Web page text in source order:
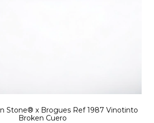
Stone® x Brogues Ref 1987 Vinotinto
Broken Cuero